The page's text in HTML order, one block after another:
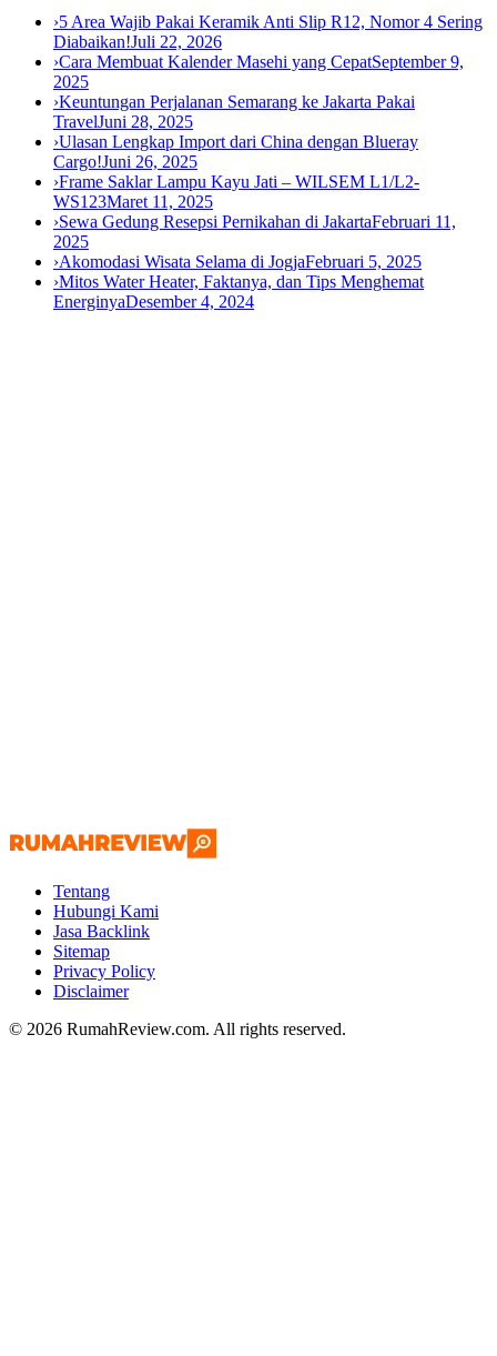
›5 Area Wajib Pakai Keramik Anti Slip R12, Nomor 4 Sering
Diabaikan!Juli 22, 2026
›Cara Membuat Kalender Masehi yang CepatSeptember 9,
2025
›Keuntungan Perjalanan Semarang ke Jakarta Pakai
TravelJuni 28, 2025
›Ulasan Lengkap Import dari China dengan Blueray
Cargo!Juni 26, 2025
›Frame Saklar Lampu Kayu Jati – WILSEM L1/L2-
WS123Maret 11, 2025
›Sewa Gedung Resepsi Pernikahan di JakartaFebruari 11,
2025
›Akomodasi Wisata Selama di JogjaFebruari 5, 2025
›Mitos Water Heater, Faktanya, dan Tips Menghemat
EnerginyaDesember 4, 2024
Tentang
Hubungi Kami
Jasa Backlink
Sitemap
Privacy Policy
Disclaimer
© 2026 RumahReview.com. All rights reserved.